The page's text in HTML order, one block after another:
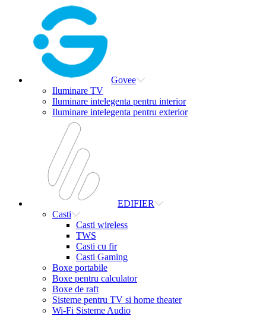
Govee
Iluminare TV
Iluminare intelegenta pentru interior
Iluminare intelegenta pentru exterior
EDIFIER
Casti
Casti wireless
TWS
Casti cu fir
Casti Gaming
Boxe portabile
Boxe pentru calculator
Boxe de raft
Sisteme pentru TV si home theater
Wi-Fi Sisteme Audio